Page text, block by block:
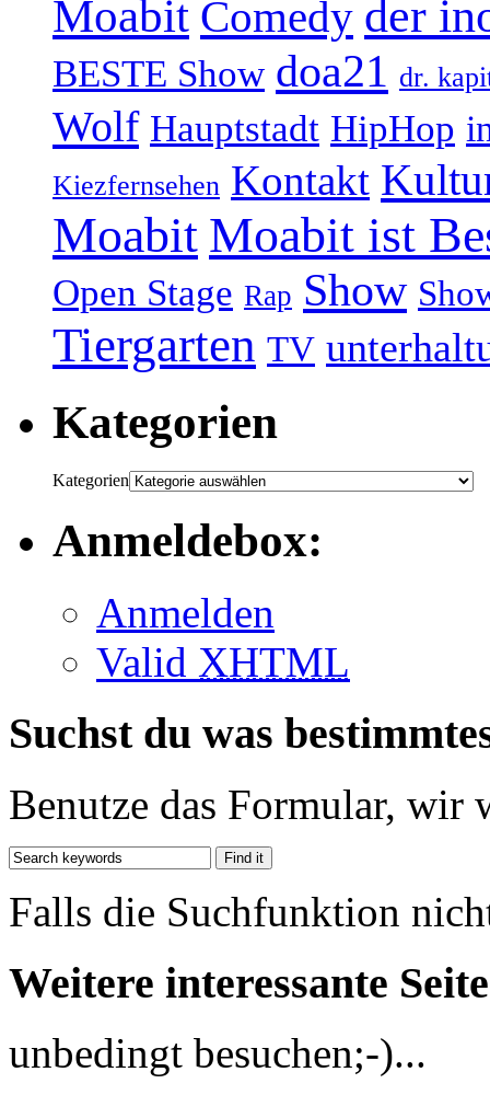
Moabit Comedy der
BESTE Show doa21 dr.
Wolf Hauptstadt HipHop
Kiezfernsehen Kontakt
Moabit Moabit ist
Open Stage Rap Show
Tiergarten TV
Kategorien
Kategorien
Anmeldebox:
Anmelden
Valid XHTML
Suchst du was
Benutze das Formular, wir
Falls die Suchfunktion
Weitere interessante
unbedingt besuchen;-)...